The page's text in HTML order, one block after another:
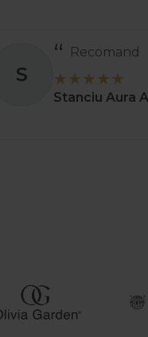
Totul a decurs
01 apr. 2025